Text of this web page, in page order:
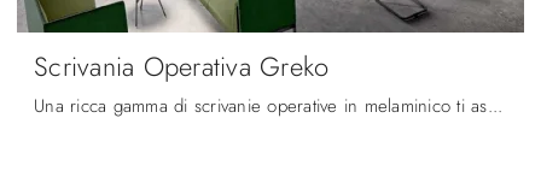
Scrivania Operativa Greko
Una ricca gamma di scrivanie operative in melaminico ti aspetta! Il modello Scrivania Operativa Greko di Quadrifoglio ti aspetta!